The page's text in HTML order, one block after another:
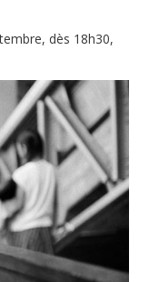
dès 18h30,